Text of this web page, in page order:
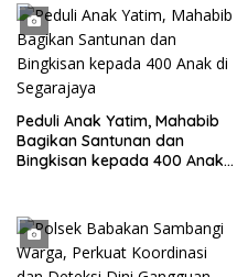
Tanggerang Kota
Peduli Anak Yatim, Mahabib
Bagikan Santunan dan
Bingkisan kepada 400 Anak